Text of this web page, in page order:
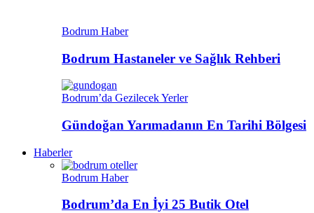
Bodrum Haber
Bodrum Hastaneler ve Sağlık Rehberi
Bodrum’da Gezilecek Yerler
Gündoğan Yarımadanın En Tarihi Bölgesi
Haberler
Bodrum Haber
Bodrum’da En İyi 25 Butik Otel